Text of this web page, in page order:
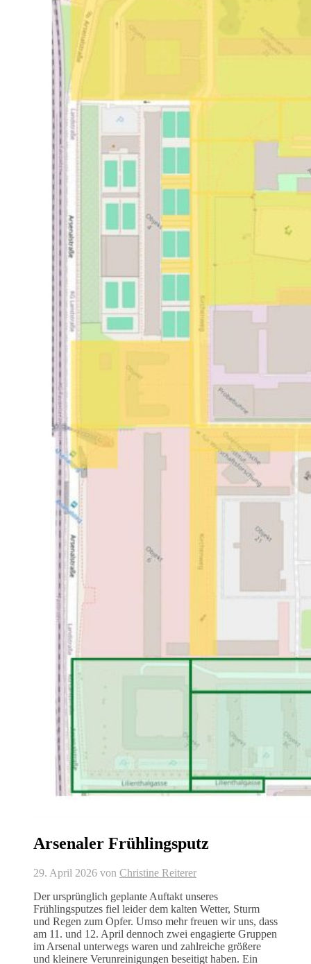
Arsenaler Frühlingsputz
29. April 2026 von Christine Reiterer
Der ursprünglich geplante Auftakt unseres
Frühlingsputzes fiel leider dem kalten Wetter, Sturm
und Regen zum Opfer. Umso mehr freuen wir uns, dass
am 11. und 12. April dennoch zwei engagierte Gruppen
im Arsenal unterwegs waren und zahlreiche größere
und kleinere Verunreinigungen beseitigt haben. Ein